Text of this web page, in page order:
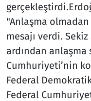
"Anlaşma
mesajı verdi.
ardından anlaşma
Cumhuriyeti’nin
Federal
Federal